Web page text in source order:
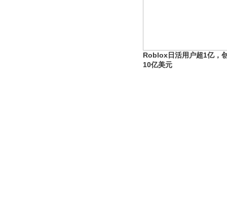
Roblox日活用户超1亿，
10亿美元